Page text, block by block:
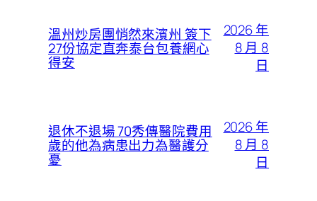
溫州炒房團悄然來濱州 簽下
27份協定直奔泰台包養網心
得安
2026 年
8 月 8
日
退休不退場 70秀傳醫院費用
歲的他為病患出力為醫護分
憂
2026 年
8 月 8
日